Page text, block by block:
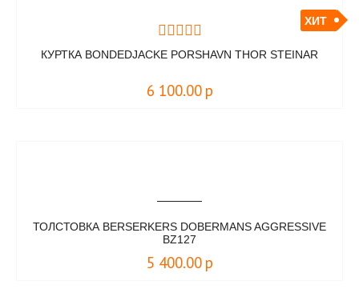
ХИТ
КУРТКА BONDEDJACKE PORSHAVN THOR STEINAR
6 100.00 р
ТОЛСТОВКА BERSERKERS DOBERMANS AGGRESSIVE
BZ127
5 400.00 р